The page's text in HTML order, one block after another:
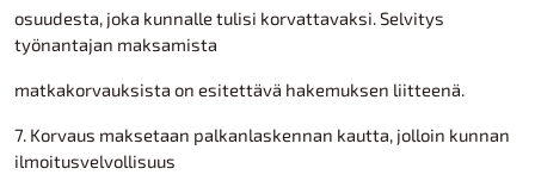
osuudesta, joka kunnalle tulisi korvattavaksi. Selvitys
työnantajan maksamista
matkakorvauksista on esitettävä hakemuksen liitteenä.
7. Korvaus maksetaan palkanlaskennan kautta, jolloin kunnan
ilmoitusvelvollisuus